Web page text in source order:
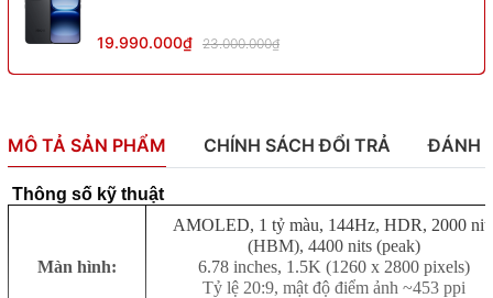
19.990.000₫ 23.000.000₫
MÔ TẢ SẢN PHẨM CHÍNH SÁCH ĐỔI TRẢ ĐÁNH
Thông số kỹ thuật
Màn hình:
AMOLED, 1 tỷ màu, 144Hz, HDR, 2000
(HBM), 4400 nits (peak)
6.78 inches, 1.5K (1260 x 2800 pixels)
Tỷ lệ 20:9, mật độ điểm ảnh ~453 ppi